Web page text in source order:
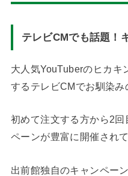
テレビCMでも話題！
大人気YouTuberのヒカキ
するテレビCMでお馴染み
初めて注文する方から2
ペーンが豊富に開催され
出前館独自のキャンペー